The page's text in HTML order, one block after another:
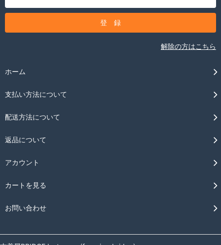
解除の方はこちら
ホーム
支払い方法について
配送方法について
返品について
アカウント
カートを見る
お問い合わせ